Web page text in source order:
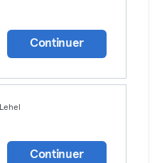
Continuer
Lehel
Continuer